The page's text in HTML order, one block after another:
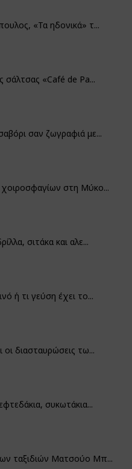
«Τα ηδονικά» τ...
σάλτσας «Café de Pa...
σαν ζωγραφιά με...
στη Μύκο...
σιτάκα και αλε...
ή τι γεύση έχει το...
οι διασταυρώσεις τω...
συκωτάκια...
ταξιδιών Ματσούο Μπ...